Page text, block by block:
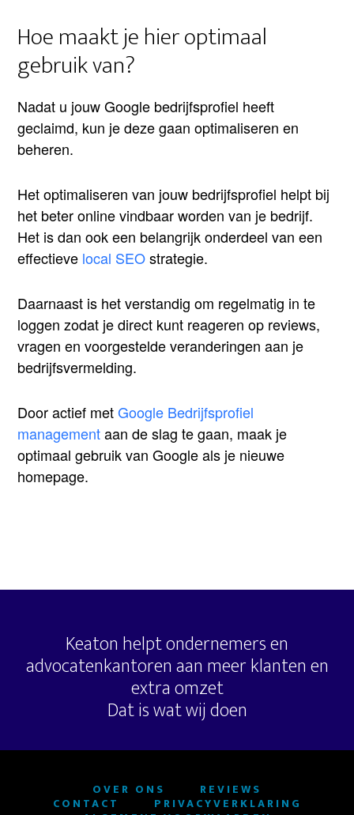
Hoe maakt je hier optimaal
gebruik van?
Nadat u jouw Google bedrijfsprofiel heeft
geclaimd, kun je deze gaan optimaliseren en
beheren.
Het optimaliseren van jouw bedrijfsprofiel helpt bij
het beter online vindbaar worden van je bedrijf.
Het is dan ook een belangrijk onderdeel van een
effectieve local SEOstrategie.
Daarnaast is het verstandig om regelmatig in te
loggen zodat je direct kunt reageren op reviews,
vragen en voorgestelde veranderingen aan je
bedrijfsvermelding.
Door actief metGoogle Bedrijfsprofiel
managementaan de slag te gaan, maak je
optimaal gebruik van Google als je nieuwe
homepage.
Keaton helpt ondernemers en
advocatenkantoren aan meer klanten en
extra omzet
Dat is wat wij doen
OVER ONS REVIEWS
CONTACT PRIVACYVERKLARING